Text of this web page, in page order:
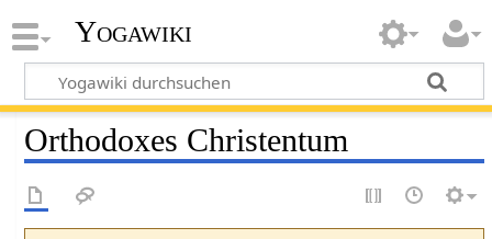
Yogawiki
Orthodoxes Christentum